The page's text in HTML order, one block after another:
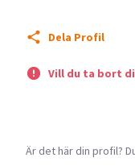
Dela Profil
Vill du ta bort
Är det här din profil?